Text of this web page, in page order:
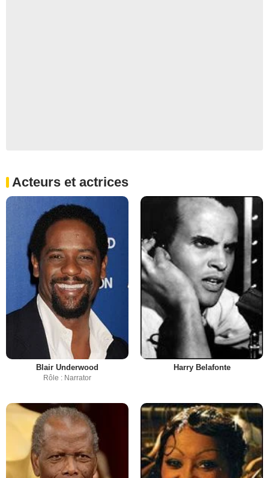
Acteurs et actrices
Blair Underwood
Rôle : Narrator
Harry Belafonte